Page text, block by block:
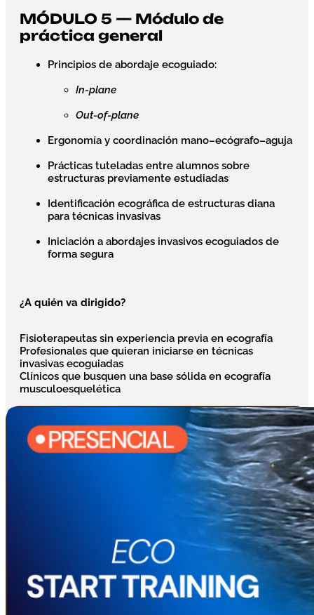
MÓDULO 5 — Módulo de
práctica general
Principios de abordaje ecoguiado:
In-plane
Out-of-plane
Ergonomía y coordinación mano–ecógrafo–aguja
Prácticas tuteladas entre alumnos sobre
estructuras previamente estudiadas
Identificación ecográfica de estructuras diana
para técnicas invasivas
Iniciación a abordajes invasivos ecoguiados de
forma segura
¿A quién va dirigido?
Fisioterapeutas sin experiencia previa en ecografía
Profesionales que quieran iniciarse en técnicas
invasivas ecoguiadas
Clínicos que busquen una base sólida en ecografía
musculoesquelética